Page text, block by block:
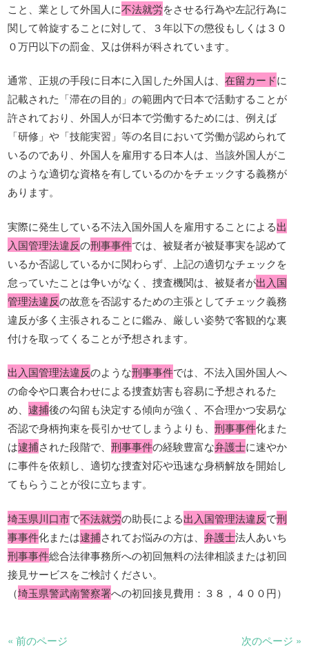
こと、業として外国人に不法就労をさせる行為や左記行為に
関して斡旋することに対して、３年以下の懲役もしくは３０
０万円以下の罰金、又は併科が科されています。
通常、正規の手段に日本に入国した外国人は、在留カードに
記載された「滞在の目的」の範囲内で日本で活動することが
許されており、外国人が日本で労働するためには、例えば
「研修」や「技能実習」等の名目において労働が認められて
いるのであり、外国人を雇用する日本人は、当該外国人がこ
のような適切な資格を有しているのかをチェックする義務が
あります。
実際に発生している不法入国外国人を雇用することによる出
入国管理法違反の刑事事件では、被疑者が被疑事実を認めて
いるか否認しているかに関わらず、上記の適切なチェックを
怠っていたことは争いがなく、捜査機関は、被疑者が出入国
管理法違反の故意を否認するための主張としてチェック義務
違反が多く主張されることに鑑み、厳しい姿勢で客観的な裏
付けを取ってくることが予想されます。
出入国管理法違反のような刑事事件では、不法入国外国人へ
の命令や口裏合わせによる捜査妨害も容易に予想されるた
め、逮捕後の勾留も決定する傾向が強く、不合理かつ安易な
否認で身柄拘束を長引かせてしまうよりも、刑事事件化また
は逮捕された段階で、刑事事件の経験豊富な弁護士に速やか
に事件を依頼し、適切な捜査対応や迅速な身柄解放を開始し
てもらうことが役に立ちます。
埼玉県川口市で不法就労の助長による出入国管理法違反で刑
事事件化または逮捕されてお悩みの方は、弁護士法人あいち
刑事事件総合法律事務所への初回無料の法律相談または初回
接見サービスをご検討ください。
（埼玉県警武南警察署への初回接見費用：３８，４００円）
« 前のページ 次のページ »